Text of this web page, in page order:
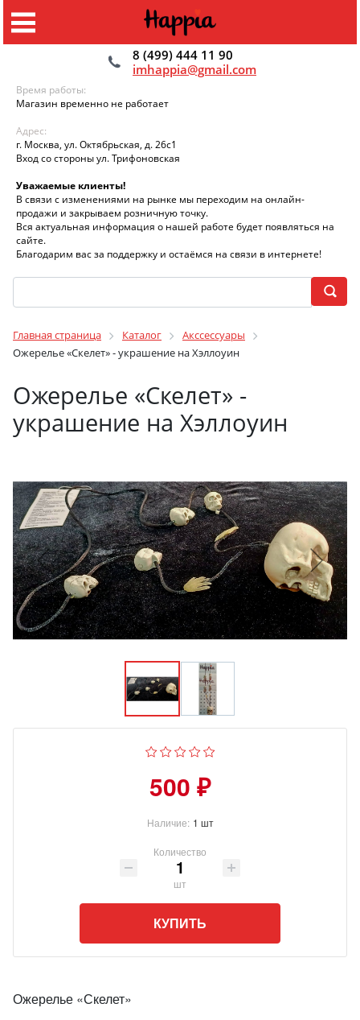
8 (499) 444 11 90
imhappia@gmail.com
Время работы:
Магазин временно не работает
Адрес:
г. Москва, ул. Октябрьская, д. 26с1
Вход со стороны ул. Трифоновская
Уважаемые клиенты!
В связи с изменениями на рынке мы переходим на онлайн-
продажи и закрываем розничную точку.
Вся актуальная информация о нашей работе будет появляться на
сайте.
Благодарим вас за поддержку и остаёмся на связи в интернете!
Главная страница Каталог
Акссессуары
Ожерелье «Скелет» - украшение на Хэллоуин
Ожерелье «Скелет» -
украшение на Хэллоуин
500 ₽
Наличие: 1 шт
Количество
шт
КУПИТЬ
Ожерелье «Скелет»